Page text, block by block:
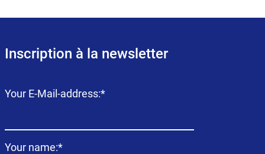
Inscription à la newsletter
Champ
Your E-Mail-address:*
Champ
Your name:*